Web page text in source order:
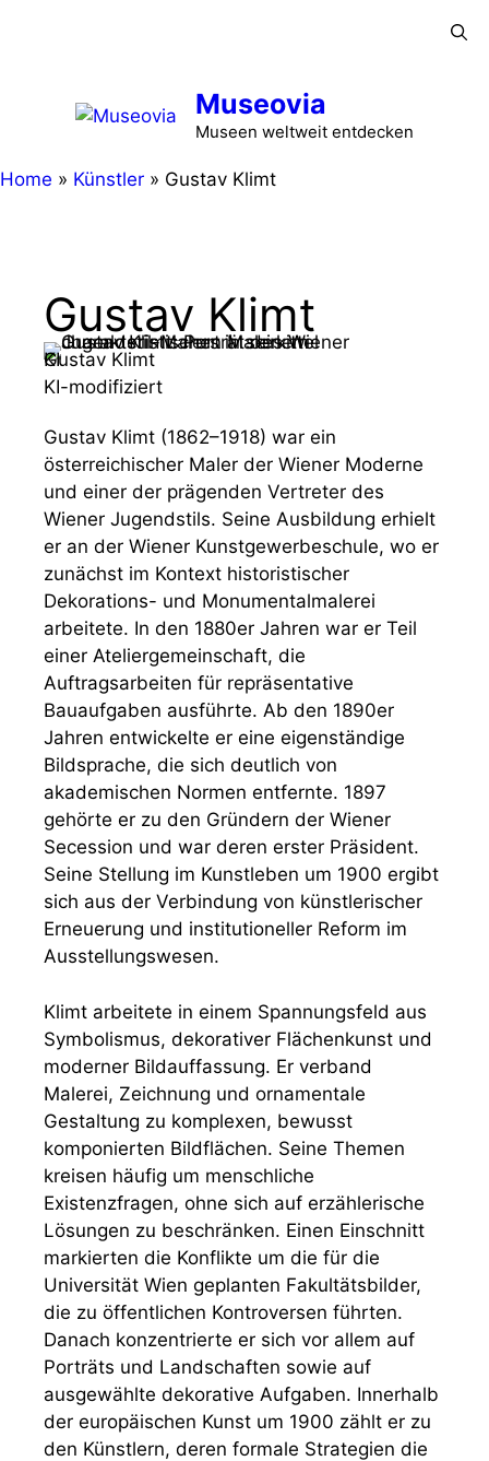
Museovia
Museen weltweit entdecken
Home » Künstler » Gustav Klimt
Gustav Klimt
Gustav Klimt
KI
KI-modifiziert
Gustav Klimt (1862–1918) war ein
österreichischer Maler der Wiener Moderne
und einer der prägenden Vertreter des
Wiener Jugendstils. Seine Ausbildung erhielt
er an der Wiener Kunstgewerbeschule, wo er
zunächst im Kontext historistischer
Dekorations- und Monumentalmalerei
arbeitete. In den 1880er Jahren war er Teil
einer Ateliergemeinschaft, die
Auftragsarbeiten für repräsentative
Bauaufgaben ausführte. Ab den 1890er
Jahren entwickelte er eine eigenständige
Bildsprache, die sich deutlich von
akademischen Normen entfernte. 1897
gehörte er zu den Gründern der Wiener
Secession und war deren erster Präsident.
Seine Stellung im Kunstleben um 1900 ergibt
sich aus der Verbindung von künstlerischer
Erneuerung und institutioneller Reform im
Ausstellungswesen.
Klimt arbeitete in einem Spannungsfeld aus
Symbolismus, dekorativer Flächenkunst und
moderner Bildauffassung. Er verband
Malerei, Zeichnung und ornamentale
Gestaltung zu komplexen, bewusst
komponierten Bildflächen. Seine Themen
kreisen häufig um menschliche
Existenzfragen, ohne sich auf erzählerische
Lösungen zu beschränken. Einen Einschnitt
markierten die Konflikte um die für die
Universität Wien geplanten Fakultätsbilder,
die zu öffentlichen Kontroversen führten.
Danach konzentrierte er sich vor allem auf
Porträts und Landschaften sowie auf
ausgewählte dekorative Aufgaben. Innerhalb
der europäischen Kunst um 1900 zählt er zu
den Künstlern, deren formale Strategien die